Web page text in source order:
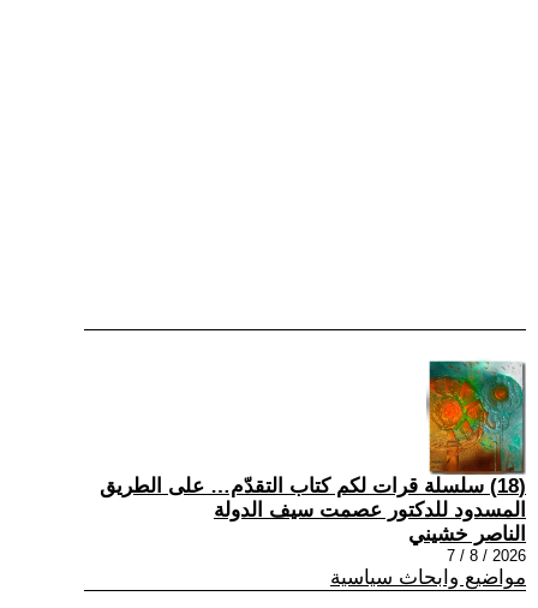
(18) سلسلة قرات لكم كتاب التقدّم… على الطريق
المسدود للدكتور عصمت سيف الدولة
الناصر خشيني
2026 / 8 / 7
مواضيع وابحاث سياسية